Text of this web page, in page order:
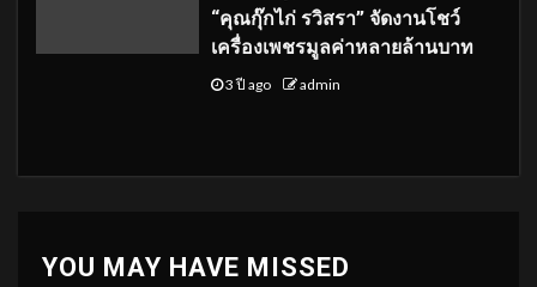
“คุณกุ๊กไก่ รวิสรา” จัดงานโชว์
เครื่องเพชรมูลค่าหลายล้านบาท
3 ปี ago admin
YOU MAY HAVE MISSED